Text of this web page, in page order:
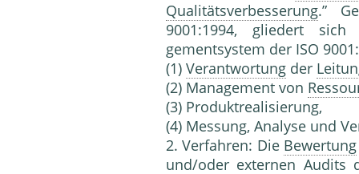
Qualitätsverbesserung.”
9001:1994, gliedert sich
gementsystem der ISO
(1) Verantwortung der
(2) Mana­gement von
(3) Produktrealisierung,
(4) Messung, Analyse und
2. Verfahren: Die Bewertung
und/oder externen Audits